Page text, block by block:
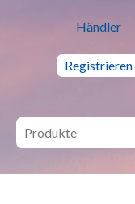
Händler
Registrieren